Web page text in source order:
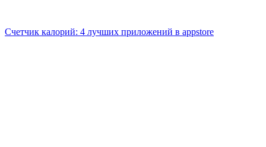
Счетчик калорий: 4 лучших приложений в appstore